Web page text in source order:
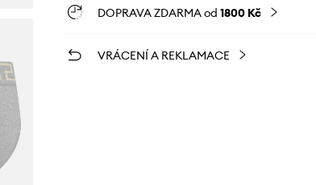
DOPRAVA ZDARMA od 1800 Kč
VRÁCENÍ A REKLAMACE